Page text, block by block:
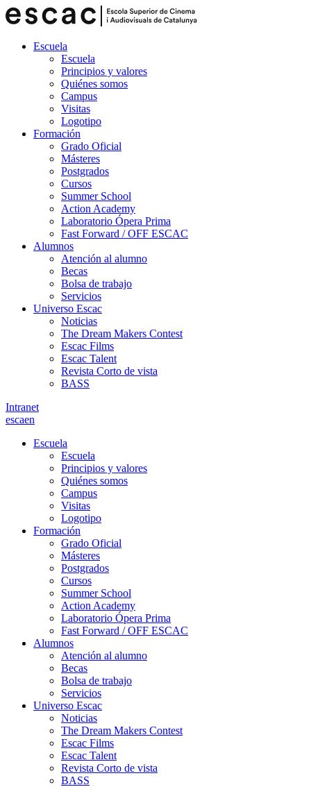
Escuela
Escuela
Principios y valores
Quiénes somos
Campus
Visitas
Logotipo
Formación
Grado Oficial
Másteres
Postgrados
Cursos
Summer School
Action Academy
Laboratorio Ópera Prima
Fast Forward / OFF ESCAC
Alumnos
Atención al alumno
Becas
Bolsa de trabajo
Servicios
Universo Escac
Noticias
The Dream Makers Contest
Escac Films
Escac Talent
Revista Corto de vista
BASS
Intranet
escaen
Escuela
Escuela
Principios y valores
Quiénes somos
Campus
Visitas
Logotipo
Formación
Grado Oficial
Másteres
Postgrados
Cursos
Summer School
Action Academy
Laboratorio Ópera Prima
Fast Forward / OFF ESCAC
Alumnos
Atención al alumno
Becas
Bolsa de trabajo
Servicios
Universo Escac
Noticias
The Dream Makers Contest
Escac Films
Escac Talent
Revista Corto de vista
BASS